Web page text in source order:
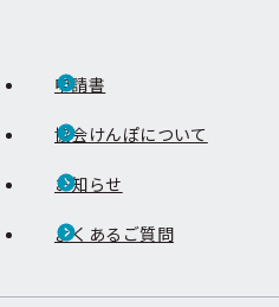
申請書
協会けんぽについて
お知らせ
よくあるご質問